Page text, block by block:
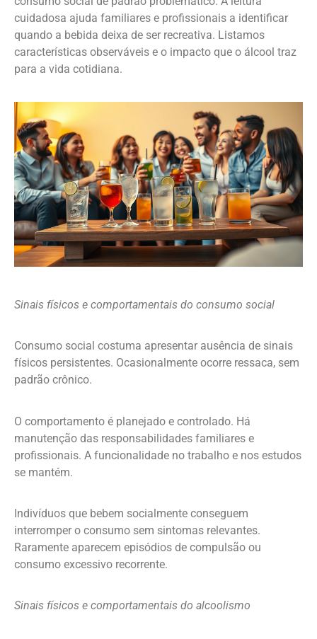
cuidadosa ajuda familiares e profissionais a identificar
quando a bebida deixa de ser recreativa. Listamos
características observáveis e o impacto que o álcool traz
para a vida cotidiana.
Sinais físicos e comportamentais do consumo social
Consumo social costuma apresentar ausência de sinais
físicos persistentes. Ocasionalmente ocorre ressaca, sem
padrão crônico.
O comportamento é planejado e controlado. Há
manutenção das responsabilidades familiares e
profissionais. A funcionalidade no trabalho e nos estudos
se mantém.
Indivíduos que bebem socialmente conseguem
interromper o consumo sem sintomas relevantes.
Raramente aparecem episódios de compulsão ou
consumo excessivo recorrente.
Sinais físicos e comportamentais do alcoolismo